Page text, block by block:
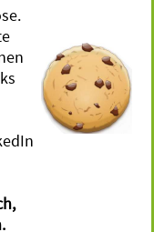
-
Deutz - Str. 12
Ulm